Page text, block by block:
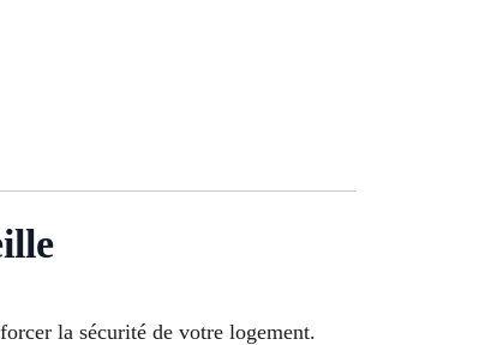
la sécurité de votre logement.